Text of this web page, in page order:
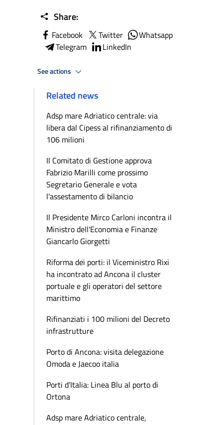
Share:
Facebook Twitter
Whatsapp
Telegram
LinkedIn
See actions
Related news
Adsp mare Adriatico centrale: via
libera dal Cipess al rifinanziamento di
106 milioni
Il Comitato di Gestione approva
Fabrizio Marilli come prossimo
Segretario Generale e vota
l'assestamento di bilancio
Il Presidente Mirco Carloni incontra il
Ministro dell'Economia e Finanze
Giancarlo Giorgetti
Riforma dei porti: il Viceministro Rixi
ha incontrato ad Ancona il cluster
portuale e gli operatori del settore
marittimo
Rifinanziati i 100 milioni del Decreto
infrastrutture
Porto di Ancona: visita delegazione
Omoda e Jaecoo italia
Porti d’Italia: Linea Blu al porto di
Ortona
Adsp mare Adriatico centrale,